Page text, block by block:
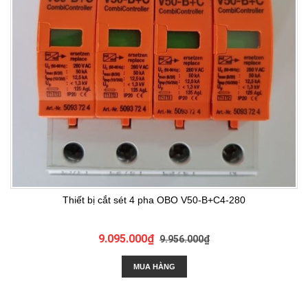
Thiết bị cắt sét 4 pha OBO V50-B+C4-280
9.095.000₫ 9.956.000₫
MUA HÀNG